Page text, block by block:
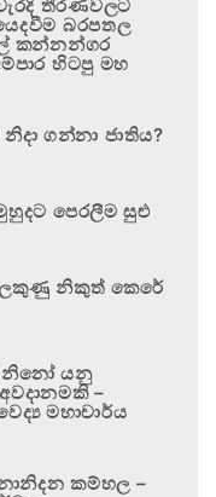
තීරණවලට
බරපතල
කන්නන්ගර
හිටපු මහ
ගන්නා ජාතිය?
පෙරලීම සුළු
ලකුණු නිකුත් කෙරේ
නිනෝ යනු
–
මහාචාර්ය
කම්හල –